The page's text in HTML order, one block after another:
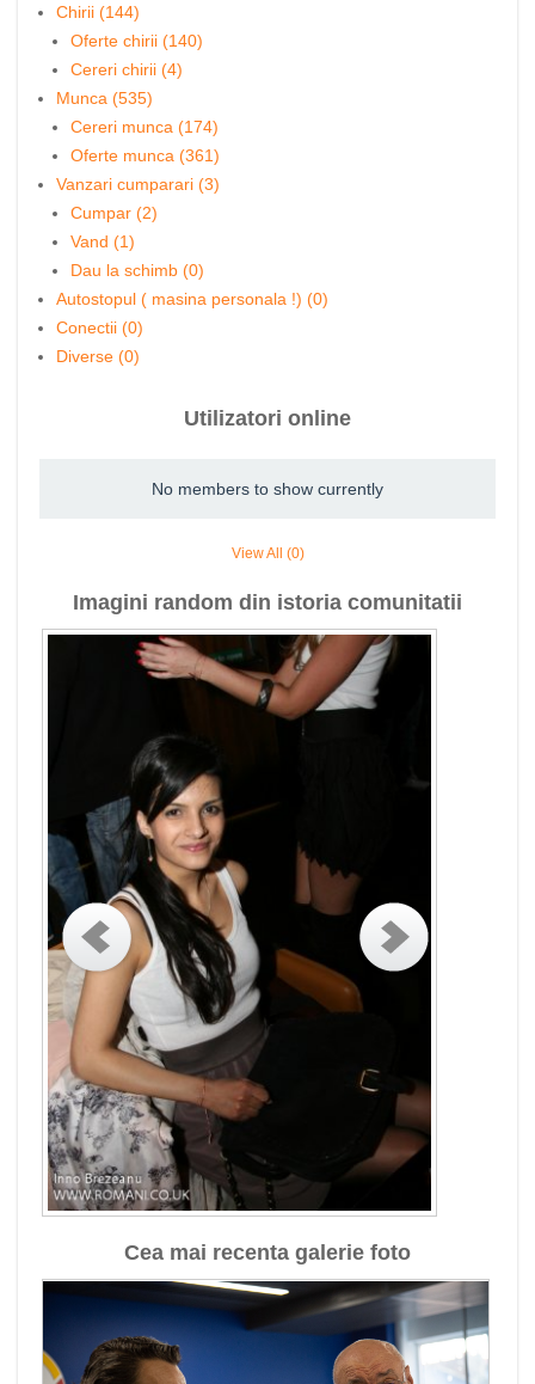
Chirii (144)
Oferte chirii (140)
Cereri chirii (4)
Munca (535)
Cereri munca (174)
Oferte munca (361)
Vanzari cumparari (3)
Cumpar (2)
Vand (1)
Dau la schimb (0)
Autostopul ( masina personala !) (0)
Conectii (0)
Diverse (0)
Utilizatori online
No members to show currently
View All (0)
Imagini random din istoria comunitatii
Cea mai recenta galerie foto